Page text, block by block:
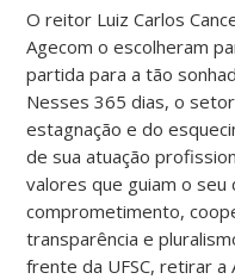
O reitor Luiz Carlos
Agecom o escolheram
partida para a tão
Nesses 365 dias, o
estagnação e do
de sua atuação
valores que guiam o seu
comprometimento,
transparência e
frente da UFSC, retirar a